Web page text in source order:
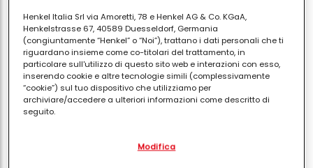
generale, dopo che la carichi, devi poter inserire
almeno una mano nel cestello. Per un ulteriore
controllo, guarda le istruzioni della lavatrice e
leggi quanti kg puoi caricare per il programma
di lavaggio scelto, perché, per alcuni
programmi, il carico è ridotto, quindi devi inserire
come si pesano i vestiti in lavatrice
Henkel Italia Srl via Amoretti, 78 e Henkel AG & Co. KGaA,
Henkelstrasse 67, 40589 Duesseldorf, Germania
(congiuntamente “Henkel” o “Noi”), trattano i dati personali che ti
riguardano insieme come co-titolari del trattamento, in
particolare sull'utilizzo di questo sito web e interazioni con esso,
inserendo cookie e altre tecnologie simili (complessivamente
“cookie”) sul tuo dispositivo che utilizziamo per
archiviare/accedere a ulteriori informazioni come descritto di
seguito.
separati o co-titolari come indicato nella nostra Informativa sulla
Modifica